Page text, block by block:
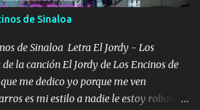
En los mejores antros me verán
y botellas destapando siempre
y a los que me conocen ya saben de
de Sinaloa
de Sinaloa Letra El Jordy - Los
la canción El Jordy de Los Encinos de
me dedico yo porque me ven
es mi estilo a nadie le estoy robando